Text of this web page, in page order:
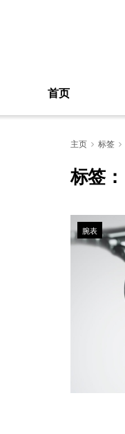
首页
主页 标签
标签：
腕表